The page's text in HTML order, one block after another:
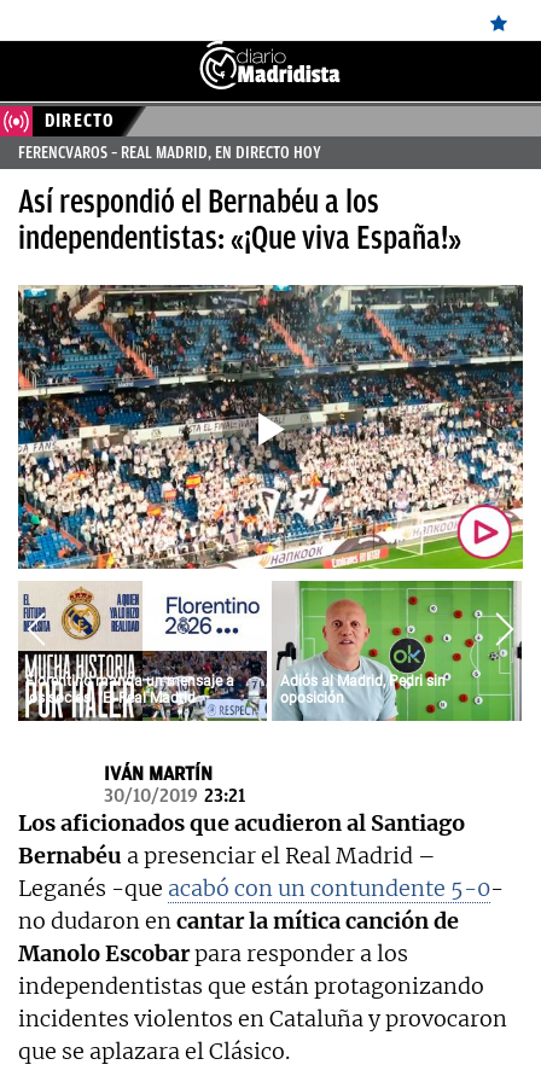
ÚLTIMAS
NOTICIAS
REAL
MADRID
BALONCESTO
CANTERA
FICHAJES
DIRECTO
FEMENINO
PAPARAZZI
DIRECTO
FERENCVAROS – REAL MADRID, EN DIRECTO HOY
Así respondió el Bernabéu a los
independentistas: «¡Que viva España!»
Florentino manda un mensaje a
los socios: "El Real Madrid
siempre fue vuestro y siempre lo
Adiós al Madrid, Pedri sin
oposición
IVÁN MARTÍN
30/10/2019 23:21
Los aficionados que acudieron al Santiago
Bernabéu a presenciar el Real Madrid –
Leganés -que acabó con un contundente 5-0-
no dudaron encantar la mítica canción de
Manolo Escobarpara responder a los
independentistas que están protagonizando
incidentes violentos en Cataluña y provocaron
que se aplazara el Clásico.